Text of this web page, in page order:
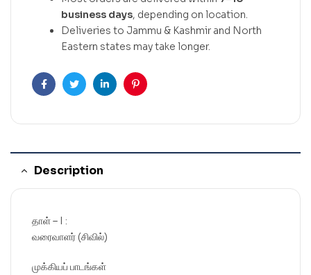
business days, depending on location.
Deliveries to Jammu & Kashmir and North
Eastern states may take longer.
FacebookTwitterLinkedinPinterest
Description
தாள் – I :
வரைவாளர் (சிவில்)
முக்கியப் பாடங்கள்